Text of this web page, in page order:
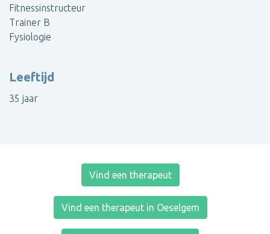
Fitnessinstructeur
Trainer B
Fysiologie
Leeftijd
35 jaar
Vind een therapeut
Vind een therapeut in Oeselgem